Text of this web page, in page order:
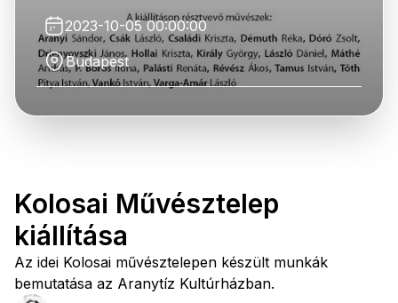
2023-10-05 00:00:00
Budapest
Kolosai Művésztelep
kiállítása
Az idei Kolosai művésztelepen készült munkák
bemutatása az Aranytíz Kultúrházban.